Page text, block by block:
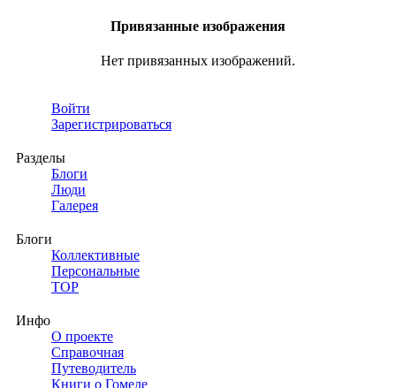
Привязанные изображения
Нет привязанных изображений.
Войти
Зарегистрироваться
Разделы
Блоги
Люди
Галерея
Блоги
Коллективные
Персональные
TOP
Инфо
О проекте
Справочная
Путеводитель
Книги о Гомеле